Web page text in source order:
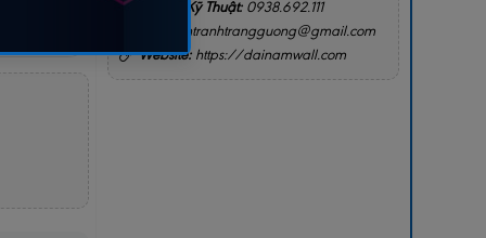
Hotline Kỹ Thuật: 0938.692.111
intranhtrangguong@gmail.com
Website:https://dainamwall.com